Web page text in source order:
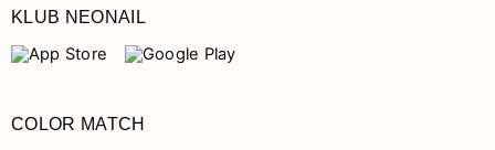
KLUB NEONAIL
COLOR MATCH